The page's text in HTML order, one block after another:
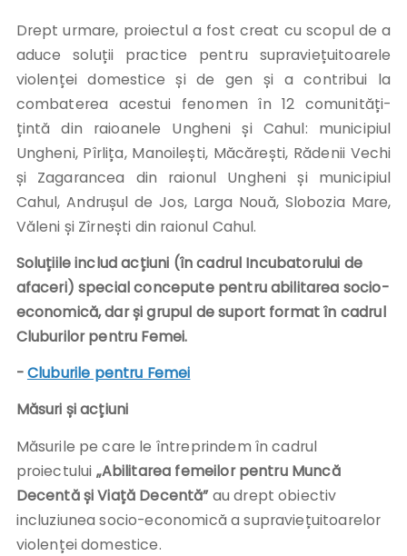
Drept urmare, proiectul a fost creat cu scopul de a
aduce soluții practice pentru supraviețuitoarele
violenței domestice și de gen și a contribui la
combaterea acestui fenomen în 12 comunități-
țintă din raioanele Ungheni și Cahul: municipiul
Ungheni, Pîrlița, Manoilești, Măcărești, Rădenii Vechi
și Zagarancea din raionul Ungheni și municipiul
Cahul, Andrușul de Jos, Larga Nouă, Slobozia Mare,
Văleni și Zîrnești din raionul Cahul.
Soluțiile includ acțiuni (în cadrul Incubatorului de
afaceri) special concepute pentru abilitarea socio-
economică, dar și grupul de suport format în cadrul
Cluburilor pentru Femei.
-Cluburile pentru Femei
Măsuri și acțiuni
Măsurile pe care le întreprindem în cadrul
proiectului „Abilitarea femeilor pentru Muncă
Decentă și Viață Decentă”au drept obiectiv
incluziunea socio-economică a supraviețuitoarelor
violenței domestice.